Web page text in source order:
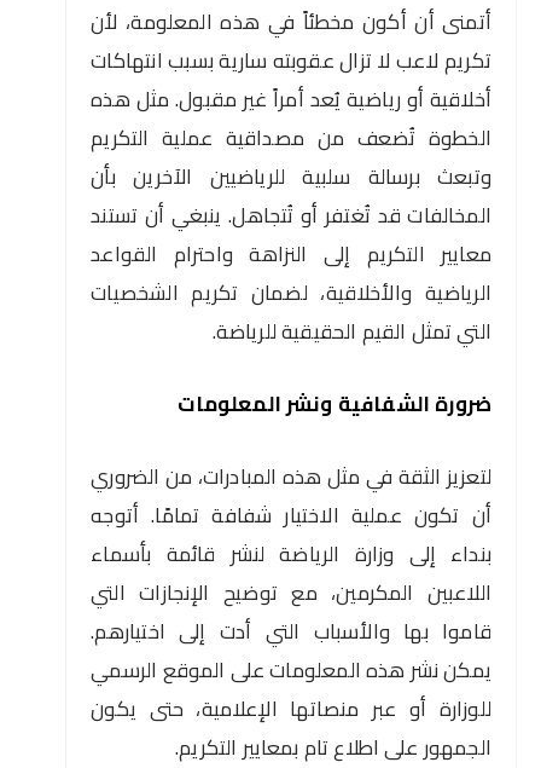
أتمنى أن أكون مخطئاً في هذه المعلومة، لأن
تكريم لاعب لا تزال عقوبته سارية بسبب انتهاكات
أخلاقية أو رياضية يُعد أمراً غير مقبول. مثل هذه
الخطوة تُضعف من مصداقية عملية التكريم
وتبعث برسالة سلبية للرياضيين الآخرين بأن
المخالفات قد تُغتفر أو تُتجاهل. ينبغي أن تستند
معايير التكريم إلى النزاهة واحترام القواعد
الرياضية والأخلاقية، لضمان تكريم الشخصيات
التي تمثل القيم الحقيقية للرياضة.
ضرورة الشفافية ونشر المعلومات
لتعزيز الثقة في مثل هذه المبادرات، من الضروري
أن تكون عملية الاختيار شفافة تمامًا. أتوجه
بنداء إلى وزارة الرياضة لنشر قائمة بأسماء
اللاعبين المكرمين، مع توضيح الإنجازات التي
قاموا بها والأسباب التي أدت إلى اختيارهم.
يمكن نشر هذه المعلومات على الموقع الرسمي
للوزارة أو عبر منصاتها الإعلامية، حتى يكون
الجمهور على اطلاع تام بمعايير التكريم.